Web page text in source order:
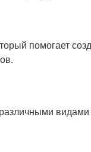
помогает
видами